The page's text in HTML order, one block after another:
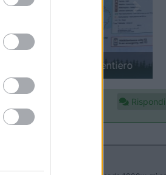
in camper: il piccolo sentiero
Next
Rispondi